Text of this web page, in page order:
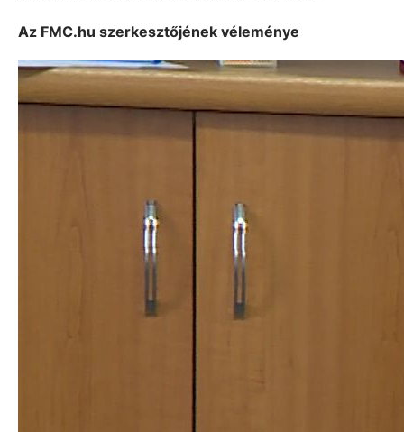
Az FMC.hu szerkesztőjének véleménye